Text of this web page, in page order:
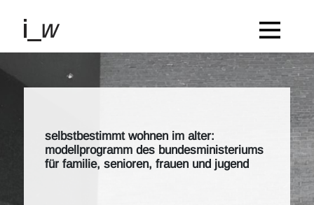
selbstbestimmt wohnen im alter:
modellprogramm des bundesministeriums
für familie, senioren, frauen und jugend